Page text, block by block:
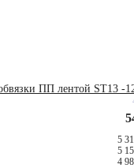
ПП лентой ST13 -
5
5
4